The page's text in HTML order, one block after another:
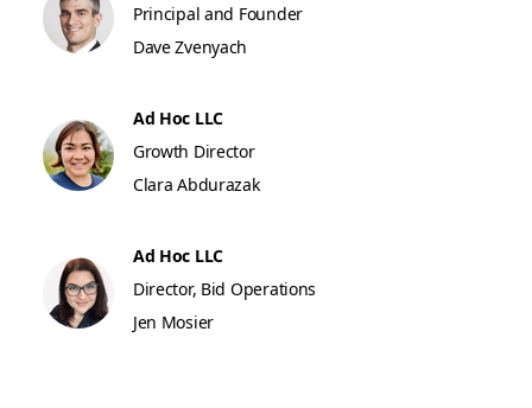
Principal and Founder
Dave Zvenyach
Ad Hoc LLC
Growth Director
Clara Abdurazak
Ad Hoc LLC
Director, Bid Operations
Jen Mosier